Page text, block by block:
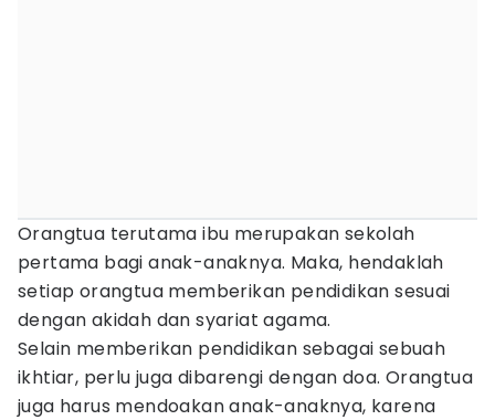
Orangtua terutama ibu merupakan sekolah
pertama bagi anak-anaknya. Maka, hendaklah
setiap orangtua memberikan pendidikan sesuai
dengan akidah dan syariat agama.
Selain memberikan pendidikan sebagai sebuah
ikhtiar, perlu juga dibarengi dengan doa. Orangtua
juga harus mendoakan anak-anaknya, karena